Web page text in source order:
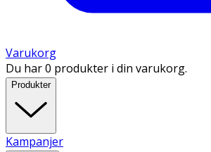
Varukorg
Du har 0 produkter i din varukorg.
Produkter
Kampanjer